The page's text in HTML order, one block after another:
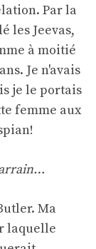
Par la
les Jeevas,
à moitié
Je n'avais
je le portais
femme aux
Ma
laquelle